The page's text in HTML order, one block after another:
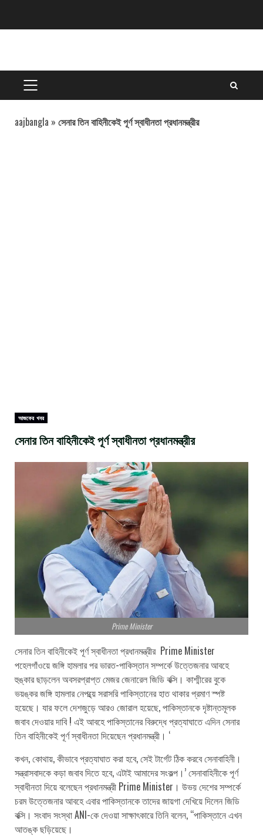
PRIMARY
MENU
aajbangla » সেনার তিন বাহিনীকেই পূর্ণ স্বাধীনতা প্রধানমন্ত্রীর
আজকের খবর
সেনার তিন বাহিনীকেই পূর্ণ স্বাধীনতা প্রধানমন্ত্রীর
Prime Minister
সেনার তিন বাহিনীকেই পূর্ণ স্বাধীনতা প্রধানমন্ত্রীর Prime Minister
পহেলগাঁওয়ে জঙ্গি হামলার পর ভারত-পাকিস্তান সম্পর্কে উত্তেজনার আবহে
হুঙ্কার ছাড়লেন অবসরপ্রাপ্ত মেজর জেনারেল জিডি বক্সি। কাশ্মীরের বুকে
ভয়ঙ্কর জঙ্গি হামলার নেপথ্য়ে সরাসরি পাকিস্তানের হাত থাকার প্রমাণ স্পষ্ট
হয়েছে। যার ফলে দেশজুড়ে আরও জোরাল হয়েছে, পাকিস্তানকে দৃষ্টান্তমূলক
জবাব দেওয়ার দাবি ! এই আবহে পাকিস্তানের বিরুদ্ধে প্রত্যাঘাতে এদিন সেনার
তিন বাহিনীকেই পূর্ণ স্বাধীনতা দিয়েছেন প্রধানমন্ত্রী। ‘
কখন, কোথায়, কীভাবে প্রত্যাঘাত করা হবে, সেই টার্গেট ঠিক করবে সেনাবাহিনী।
সন্ত্রাসবাদকে কড়া জবাব দিতে হবে, এটাই আমাদের সংকল্প।’ সেনাবাহিনীকে পূর্ণ
স্বাধীনতা দিয়ে বলেছেন প্রধানমন্ত্রী Prime Minister। উভয় দেশের সম্পর্কে
চরম উত্তেজনার আবহে এবার পাকিস্তানকে তাদের জায়গা দেখিয়ে দিলেন জিডি
বক্সি। সংবাদ সংস্থা ANI-কে দেওয়া সাক্ষাৎকারে তিনি বলেন, “পাকিস্তানে এখন
আতঙ্ক ছড়িয়েছে।